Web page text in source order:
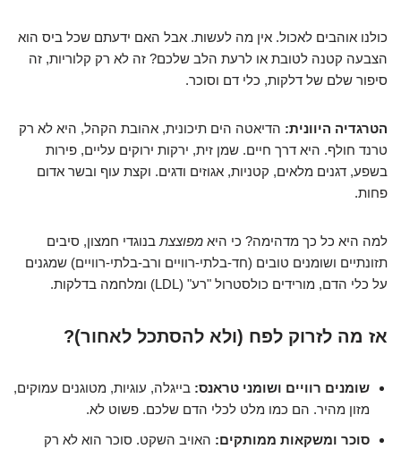
כולנו אוהבים לאכול. אין מה לעשות. אבל האם ידעתם שכל ביס הוא
הצבעה קטנה לטובת או לרעת הלב שלכם? זה לא רק קלוריות, זה
סיפור שלם של דלקות, כלי דם וסוכר.
הטרגדיה היוונית: הדיאטה הים תיכונית, אהובת הקהל, היא לא רק
טרנד חולף. היא דרך חיים. שמן זית, ירקות ירוקים עליים, פירות
בשפע, דגנים מלאים, קטניות, אגוזים ודגים. וקצת עוף ובשר אדום
פחות.
למה היא כל כך מדהימה? כי היא מפוצצת בנוגדי חמצון, סיבים
תזונתיים ושומנים טובים (חד-בלתי-רוויים ורב-בלתי-רוויים) שמגנים
על כלי הדם, מורידים כולסטרול "רע" (LDL) ומלחמה בדלקות.
אז מה לזרוק לפח (ולא להסתכל לאחור)?
שומנים רוויים ושומני טראנס: בייגלה, עוגיות, מטוגנים עמוקים,
מזון מהיר. הם כמו מלט לכלי הדם שלכם. פשוט לא.
סוכר ומשקאות ממותקים: האויב השקט. סוכר הוא לא רק